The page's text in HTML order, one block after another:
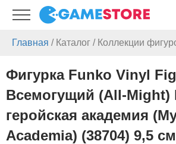
Главная / Каталог / Коллекции
Фигурка Funko Vinyl
Всемогущий (All-Might)
геройская академия
Academia) (38704) 9,5 см